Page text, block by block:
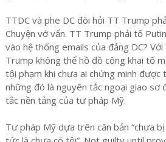
TTDC và phe DC đòi hỏi TT Trump
Chuyện vớ vẩn. TT Trump phải tố
vào hệ thống emails của đảng DC?
Trump không thể hồ đồ công khai tố
tội phạm khi chưa ai chứng minh được
những đó là nguyên tắc ngoại giao sơ
tắc nền tảng của tư pháp Mỹ.
Tư pháp Mỹ dựa trên căn bản “chưa